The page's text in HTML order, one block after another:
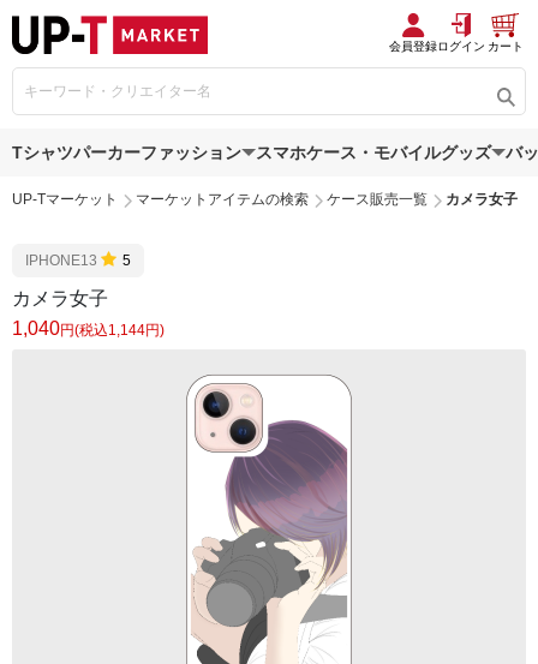
会員登録ログイン カート
Tシャツパーカーファッション スマホケース・モバイルグッズ バ
UP-Tマーケット マーケットアイテムの検索 ケース販売一覧 カメラ女子
IPHONE13 5
カメラ女子
1,040円(税込1,144円)